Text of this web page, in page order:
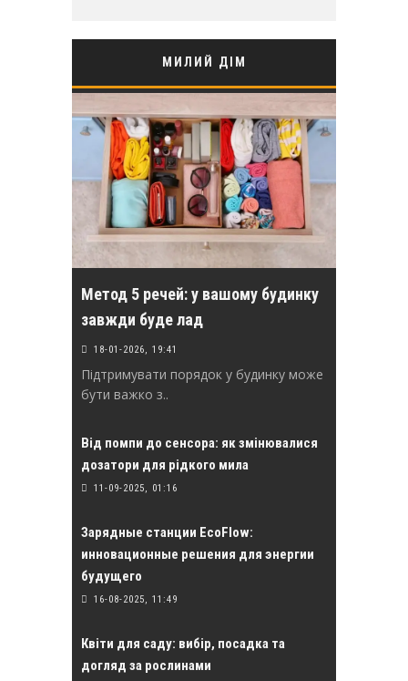
МИЛИЙ ДІМ
Метод 5 речей: у вашому будинку
завжди буде лад
18-01-2026, 19:41
Підтримувати порядок у будинку може
бути важко з..
Від помпи до сенсора: як змінювалися
дозатори для рідкого мила
11-09-2025, 01:16
Зарядные станции EcoFlow:
инновационные решения для энергии
будущего
16-08-2025, 11:49
Квіти для саду: вибір, посадка та
догляд за рослинами